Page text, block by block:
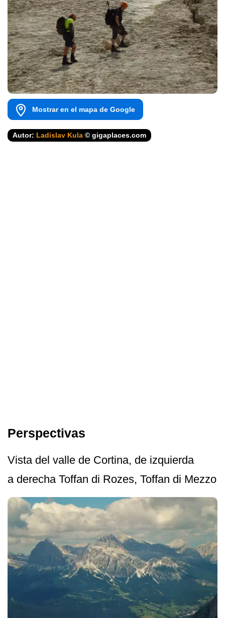
Mostrar en el mapa de Google
Autor: Ladislav Kula © gigaplaces.com
Perspectivas
Vista del valle de Cortina, de izquierda
a derecha Toffan di Rozes, Toffan di Mezzo